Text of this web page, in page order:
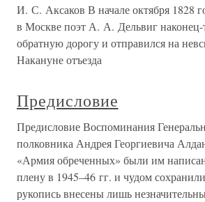
И. С. Аксаков В начале октября 1828
в Москве поэт А. А. Дельвиг наконец-
обратную дорогу и отправился на
Накануне отъезда
Предисловие
Предисловие Воспоминания
полковника Андрея Георгиевича
«Армия обреченных» были им
плену в 1945–46 гг. и чудом
рукопись внесены лишь